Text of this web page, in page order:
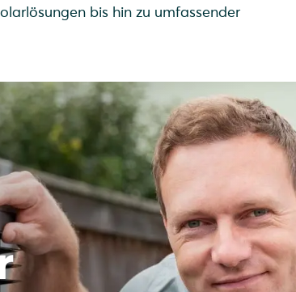
bis hin zu umfassender